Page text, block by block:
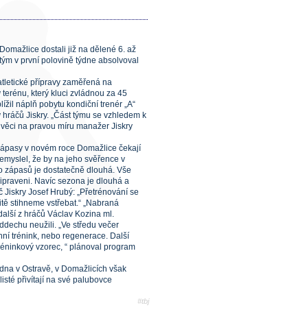
dostali již na dělené 6. až
v první polovině týdne absolvoval
přípravy zaměřená na
který kluci zvládnou za 45
náplň pobytu kondiční trenér „A“
Jiskry. „Část týmu se vzhledem k
na pravou míru manažer Jiskry
v novém roce Domažlice čekají
že by na jeho svěřence v
zápasů je dostatečně dlouhá. Vše
Navíc sezona je dlouhá a
Josef Hrubý: „Přetrénování se
stihneme vstřebat.“ „Nabraná
z hráčů Václav Kozina ml.
neužili. „Ve středu večer
trénink, nebo regenerace. Další
vzorec, “ plánoval program
v Ostravě, v Domažlicích však
přivítají na své palubovce
#tbj